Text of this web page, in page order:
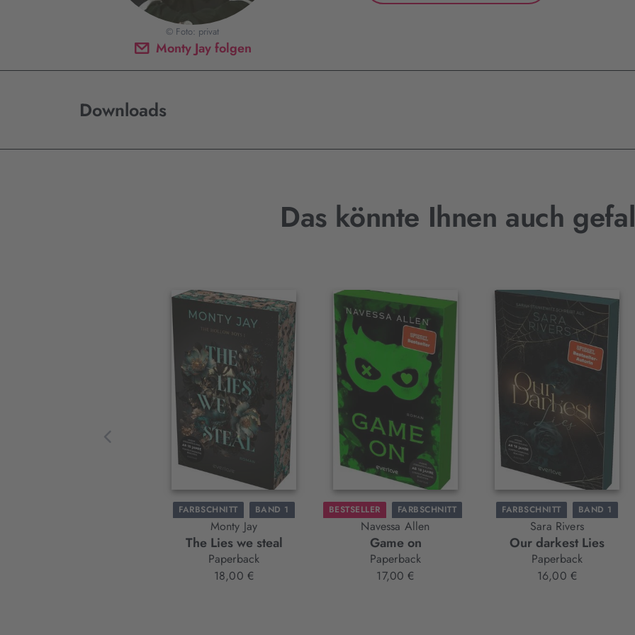
Monty Jay folgen
© Foto: privat
Downloads
Das könnte Ihnen auch
Interaktives
Slider-
Element
FARBSCHNITT BAND 1
Monty Jay
The Lies we steal
Paperback
18,00 €
BESTSELLER
FARBSCHNITT
NEU
BAND 3
Navessa Allen
Game on
Paperback
17,00 €
FARBSCHNITT BAND 1
Sara Rivers
Our darkest Lies
Paperback
16,00 €